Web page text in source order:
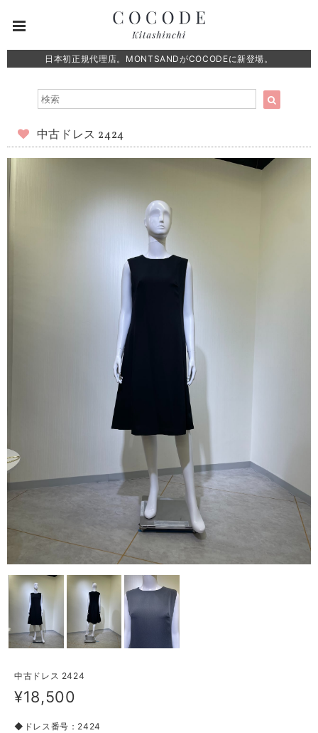
日本初正規代理店。MONTSANDがCOCODEに新登場。
中古ドレス 2424
中古ドレス 2424
¥18,500
◆ドレス番号：2424